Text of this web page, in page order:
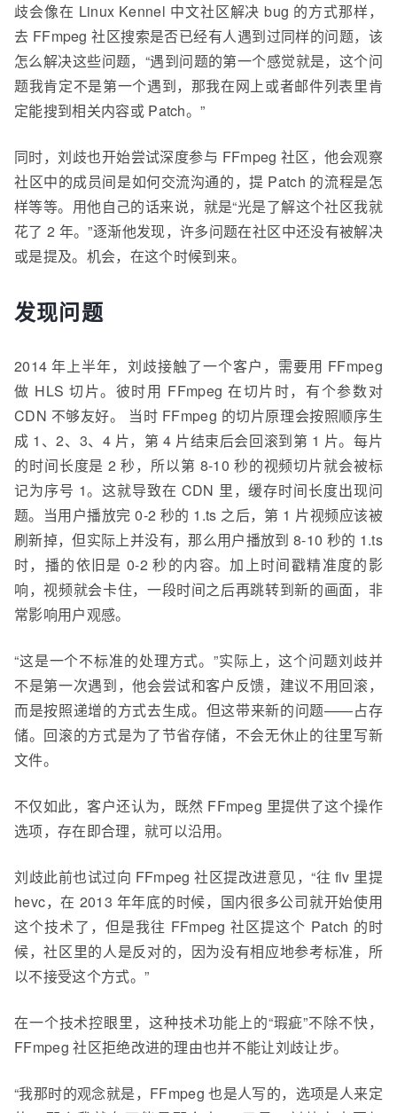
歧会像在 Linux Kennel 中文社区解决 bug 的方式那样，
去 FFmpeg 社区搜索是否已经有人遇到过同样的问题，该
怎么解决这些问题，“遇到问题的第一个感觉就是，这个问
题我肯定不是第一个遇到，那我在网上或者邮件列表里肯
定能搜到相关内容或 Patch。”
同时，刘歧也开始尝试深度参与 FFmpeg 社区，他会观察
社区中的成员间是如何交流沟通的，提 Patch 的流程是怎
样等等。用他自己的话来说，就是“光是了解这个社区我就
花了 2 年。”逐渐他发现，许多问题在社区中还没有被解决
或是提及。机会，在这个时候到来。
发现问题
2014 年上半年，刘歧接触了一个客户，需要用 FFmpeg
做 HLS 切片。彼时用 FFmpeg 在切片时，有个参数对
CDN 不够友好。 当时 FFmpeg 的切片原理会按照顺序生
成 1、2、3、4 片，第 4 片结束后会回滚到第 1 片。每片
的时间长度是 2 秒，所以第 8-10 秒的视频切片就会被标
记为序号 1。这就导致在 CDN 里，缓存时间长度出现问
题。当用户播放完 0-2 秒的 1.ts 之后，第 1 片视频应该被
刷新掉，但实际上并没有，那么用户播放到 8-10 秒的 1.ts
时，播的依旧是 0-2 秒的内容。加上时间戳精准度的影
响，视频就会卡住，一段时间之后再跳转到新的画面，非
常影响用户观感。
“这是一个不标准的处理方式。”实际上，这个问题刘歧并
不是第一次遇到，他会尝试和客户反馈，建议不用回滚，
而是按照递增的方式去生成。但这带来新的问题——占存
储。回滚的方式是为了节省存储，不会无休止的往里写新
文件。
不仅如此，客户还认为，既然 FFmpeg 里提供了这个操作
选项，存在即合理，就可以沿用。
刘歧此前也试过向 FFmpeg 社区提改进意见，“往 flv 里提
hevc，在 2013 年年底的时候，国内很多公司就开始使用
这个技术了，但是我往 FFmpeg 社区提这个 Patch 的时
候，社区里的人是反对的，因为没有相应地参考标准，所
以不接受这个方式。”
在一个技术控眼里，这种技术功能上的“瑕疵”不除不快，
FFmpeg 社区拒绝改进的理由也并不能让刘歧让步。
“我那时的观念就是，FFmpeg 也是人写的，选项是人来定